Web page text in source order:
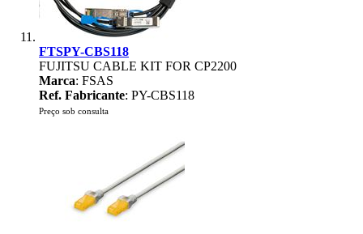
FTSPY-CBS118
FUJITSU CABLE KIT FOR CP2200
Marca: FSAS
Ref. Fabricante: PY-CBS118
Preço sob consulta